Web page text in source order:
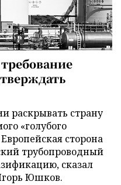
раскрывать страну
«голубого
сторона
трубопроводный
сказал
Юшков.